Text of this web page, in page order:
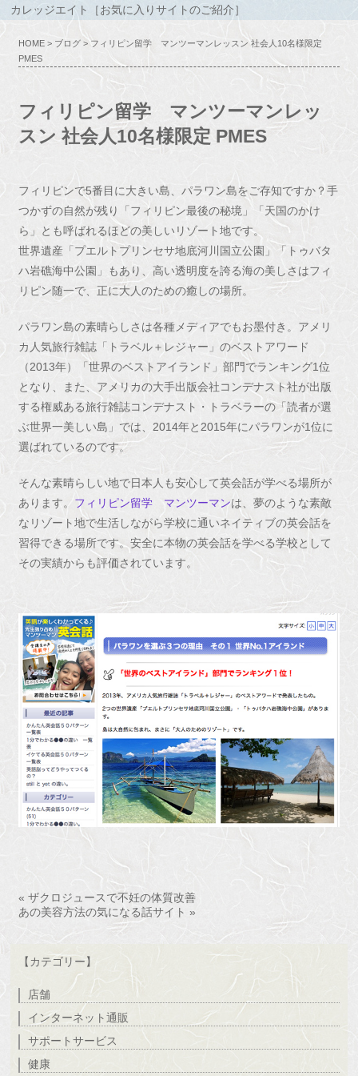
カレッジエイト［お気に入りサイトのご紹介］
HOME > ブログ > フィリピン留学 マンツーマンレッスン 社会人10名様限定
PMES
フィリピン留学 マンツーマンレッ
スン 社会人10名様限定 PMES
フィリピンで5番目に大きい島、パラワン島をご存知ですか？手
つかずの自然が残り「フィリピン最後の秘境」「天国のかけ
ら」とも呼ばれるほどの美しいリゾート地です。
世界遺産「プエルトプリンセサ地底河川国立公園」「トゥバタ
ハ岩礁海中公園」もあり、高い透明度を誇る海の美しさはフィ
リピン随一で、正に大人のための癒しの場所。
パラワン島の素晴らしさは各種メディアでもお墨付き。アメリ
カ人気旅行雑誌「トラベル＋レジャー」のベストアワード
（2013年）「世界のベストアイランド」部門でランキング1位
となり、また、アメリカの大手出版会社コンデナスト社が出版
する権威ある旅行雑誌コンデナスト・トラベラーの「読者が選
ぶ世界一美しい島」では、2014年と2015年にパラワンが1位に
選ばれているのです。
そんな素晴らしい地で日本人も安心して英会話が学べる場所が
あります。 フィリピン留学 マンツーマンは、夢のような素敵
なリゾート地で生活しながら学校に通いネイティブの英会話を
習得できる場所です。安全に本物の英会話を学べる学校として
その実績からも評価されています。
« ザクロジュースで不妊の体質改善
あの美容方法の気になる話サイト »
【カテゴリー】
店舗
インターネット通販
サポートサービス
健康